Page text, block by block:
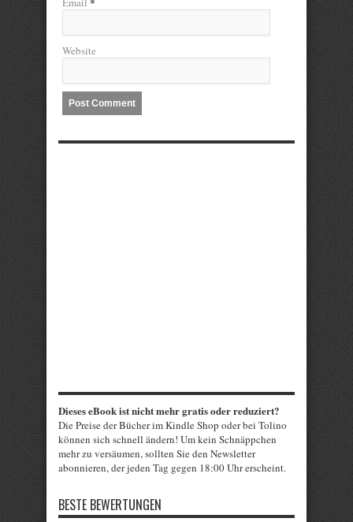
Website
Dieses eBook ist nicht mehr gratis oder reduziert?
Die Preise der Bücher im Kindle Shop oder bei Tolino
können sich schnell ändern! Um kein Schnäppchen
mehr zu versäumen, sollten Sie den Newsletter
abonnieren, der jeden Tag gegen 18:00 Uhr erscheint.
BESTE BEWERTUNGEN